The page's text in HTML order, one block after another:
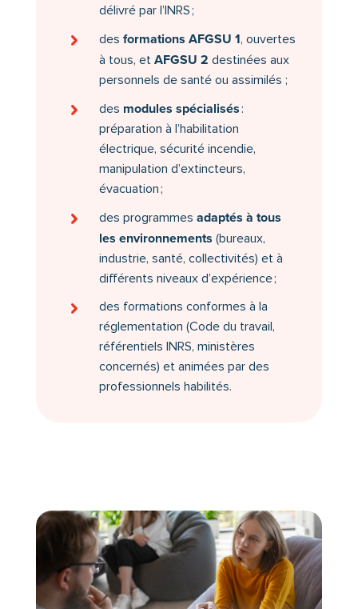
délivré par l’INRS ;
des formations AFGSU 1, ouvertes
à tous, et AFGSU 2 destinées aux
personnels de santé ou assimilés ;
des modules spécialisés :
préparation à l’habilitation
électrique, sécurité incendie,
manipulation d’extincteurs,
évacuation ;
des programmes adaptés à tous
les environnements (bureaux,
industrie, santé, collectivités) et à
différents niveaux d’expérience ;
des formations conformes à la
réglementation (Code du travail,
référentiels INRS, ministères
concernés) et animées par des
professionnels habilités.